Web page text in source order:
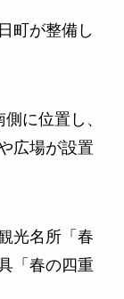
町が整備し
に位置し、
広場が設置
光名所「春
「春の四重